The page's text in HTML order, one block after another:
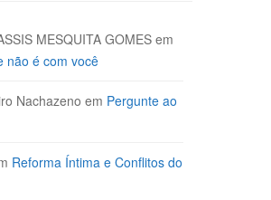
MESQUITA GOMES em
não é com você
Nachazeno em Pergunte ao
Reforma Íntima e Conflitos do